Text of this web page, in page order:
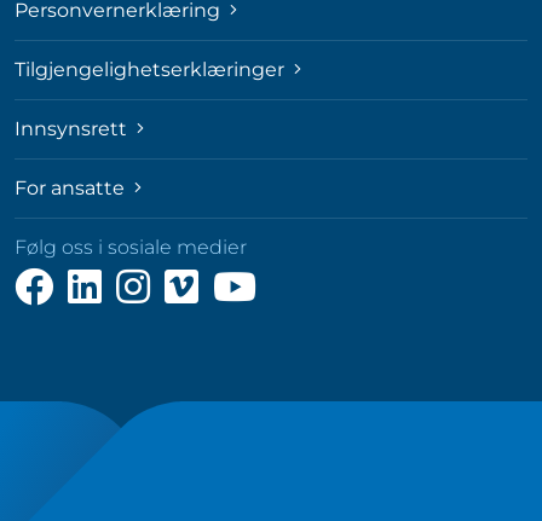
Personvernerklæring
Tilgjengelighetserklæringer
Innsynsrett
For ansatte
Følg oss i sosiale medier
Følg
oss
Følg
oss
Følg
oss
Følg
oss
Følg
oss